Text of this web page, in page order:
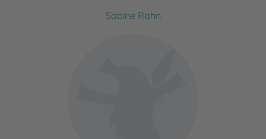
Sabine Rahn